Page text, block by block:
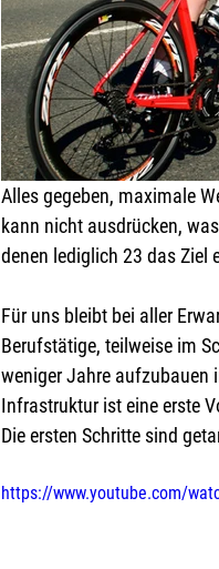
Alles gegeben, maximale
kann nicht ausdrücken,
denen lediglich 23 das Ziel
Für uns bleibt bei aller
Berufstätige, teilweise im
weniger Jahre aufzubauen
Infrastruktur ist eine erste
Die ersten Schritte sind
https://www.youtube.com/